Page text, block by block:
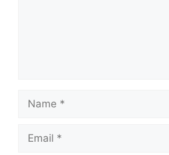
Name
Email